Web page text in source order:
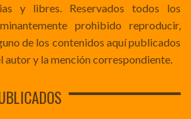
y libres. Reservados todos los
prohibido reproducir,
de los contenidos aquí publicados
autor y la mención correspondiente.